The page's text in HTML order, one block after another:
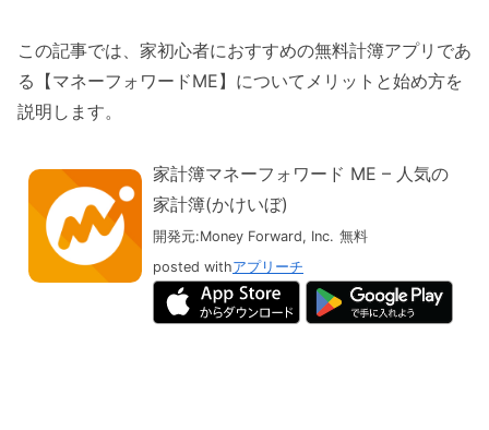
この記事では、家初心者におすすめの無料計簿アプリであ
る【マネーフォワードME】についてメリットと始め方を
説明します。
家計簿マネーフォワード ME – 人気の
家計簿(かけいぼ)
開発元:Money Forward, Inc. 無料
posted withアプリーチ